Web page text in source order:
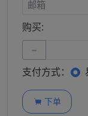
购买:
−
支付方式：
 下单